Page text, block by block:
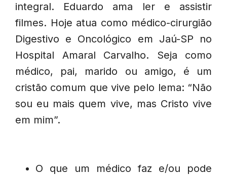
integral. Eduardo ama ler e assistir
filmes. Hoje atua como médico-cirurgião
Digestivo e Oncológico em Jaú-SP no
Hospital Amaral Carvalho. Seja como
médico, pai, marido ou amigo, é um
cristão comum que vive pelo lema: “Não
sou eu mais quem vive, mas Cristo vive
em mim”.
O que um médico faz e/ou pode